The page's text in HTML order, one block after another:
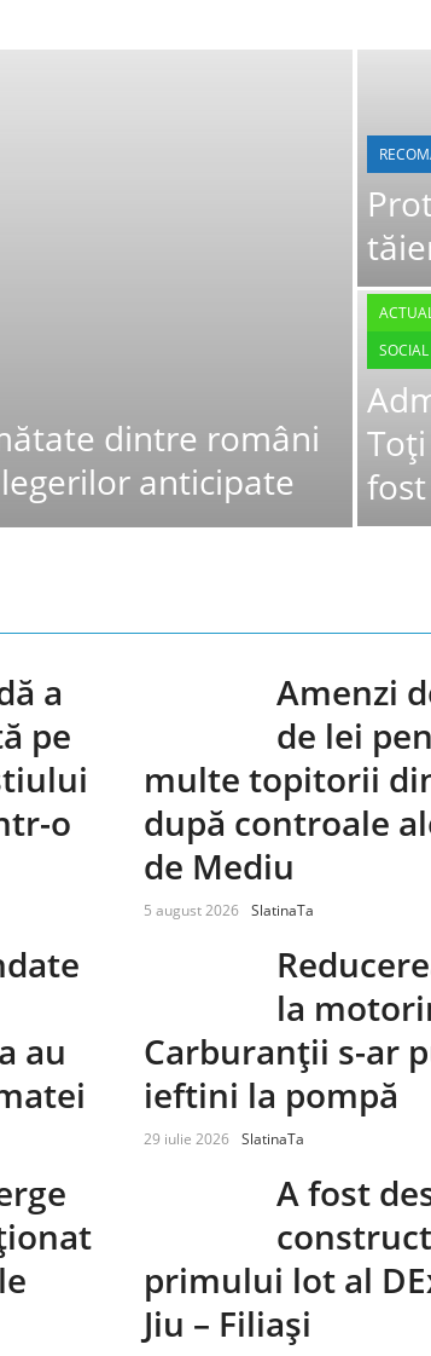
dintre români
anticipate
SOCIAL
a
pe
o
Amenzi
de lei
multe topitorii
după controale
de Mediu
5 august 2026 SlatinaTa
au
la
Carburanții s-ar
ieftini la pompă
29 iulie 2026 SlatinaTa
A fost
primului lot al
Jiu – Filiași